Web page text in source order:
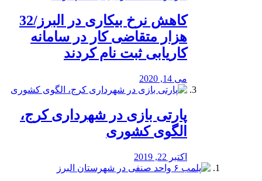
کاهش نرخ بیکاری در البرز/32
هزار متقاضی کار در سامانه
کاریابی ثبت نام کردند
می 14, 2020
پارتی بازی در شهرداری کرج،
الگوی کشوری
اکتبر 22, 2019